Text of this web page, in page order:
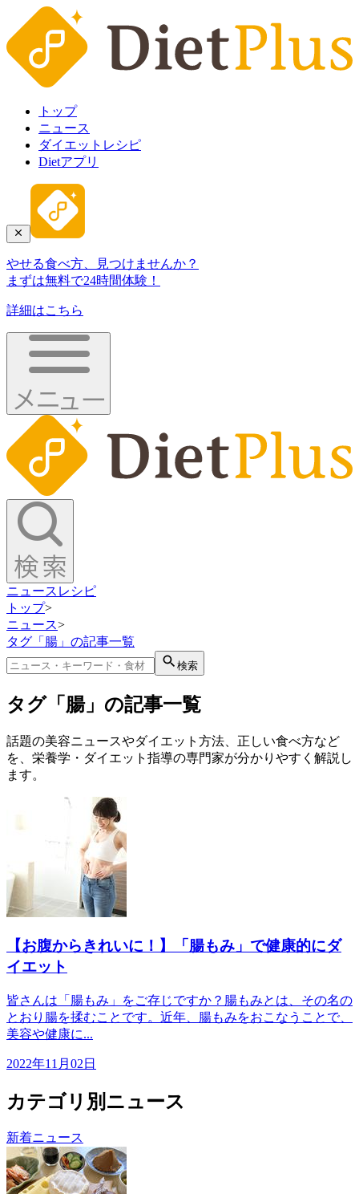
トップ
ニュース
ダイエットレシピ
Dietアプリ
やせる食べ方、見つけませんか？
まずは無料で24時間体験！
詳細はこちら
ニュース レシピ
トップ>
ニュース>
タグ「腸」の記事一覧
検索
タグ「腸」の記事一覧
話題の美容ニュースやダイエット方法、正しい食べ方など
を、栄養学・ダイエット指導の専門家が分かりやすく解説し
ます。
【お腹からきれいに！】「腸もみ」で健康的にダ
イエット
皆さんは「腸もみ」をご存じですか？腸もみとは、その名の
とおり腸を揉むことです。近年、腸もみをおこなうことで、
美容や健康に...
2022年11月02日
カテゴリ別ニュース
新着ニュース